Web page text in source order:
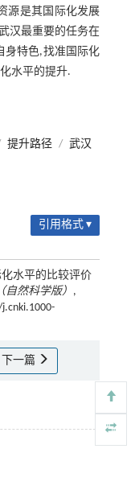
源是其国际化发展
汉最重要的任务在
身特色,找准国际化
水平的提升.
提升路径 / 武汉
引用格式 ▾
水平的比较评价
然科学版） ,
下一篇